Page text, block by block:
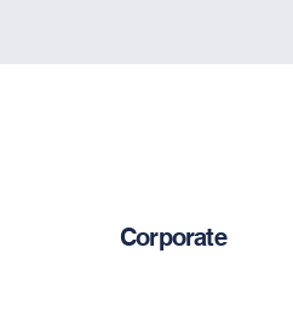
Corporate